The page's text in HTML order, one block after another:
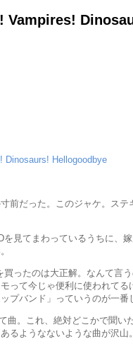
Vampires!
Dinosaurs! Hellogoodbye
前だった。このジャケ。ス
を見てまわっているうちに、
買ったのは大正解。なんて言
って今じゃ便利に使われて
プバンド」っていうのが一番
曲。これ、絶対どこかで聞
るようなないような曲が沢山